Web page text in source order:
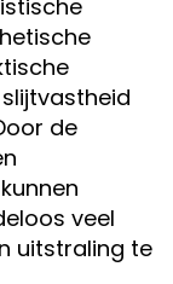
de
veel
uitstraling te